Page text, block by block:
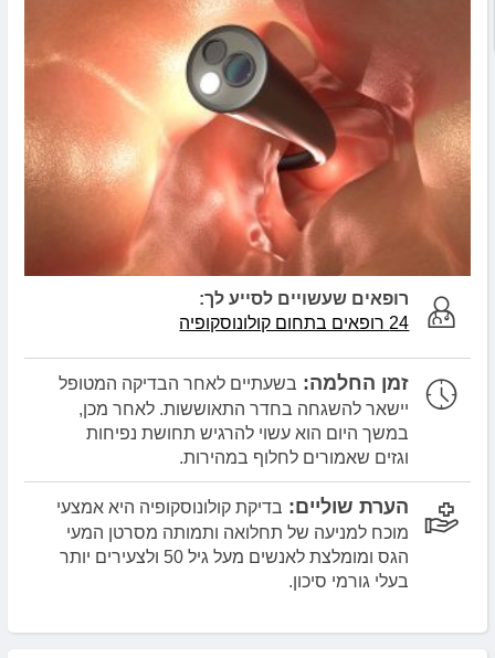
רופאים שעשויים לסייע לך:
24 רופאים בתחום קולונוסקופיה
זמן החלמה: בשעתיים לאחר הבדיקה המטופל
יישאר להשגחה בחדר התאוששות. לאחר מכן,
במשך היום הוא עשוי להרגיש תחושת נפיחות
וגזים שאמורים לחלוף במהירות.
הערת שוליים: בדיקת קולונוסקופיה היא אמצעי
מוכח למניעה של תחלואה ותמותה מסרטן המעי
הגס ומומלצת לאנשים מעל גיל 50 ולצעירים יותר
בעלי גורמי סיכון.